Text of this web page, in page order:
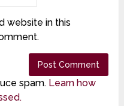
website in this
spam. Learn how